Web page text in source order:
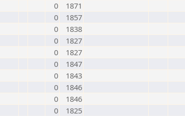
0
1871
0
1857
0
1838
0
1827
0
1827
0
1847
0
1843
0
1846
0
1846
0
1825